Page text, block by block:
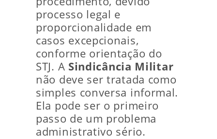
processo legal e
proporcionalidade em
casos excepcionais,
conforme orientação do
STJ. A Sindicância Militar
não deve ser tratada como
simples conversa informal.
Ela pode ser o primeiro
passo de um problema
administrativo sério.